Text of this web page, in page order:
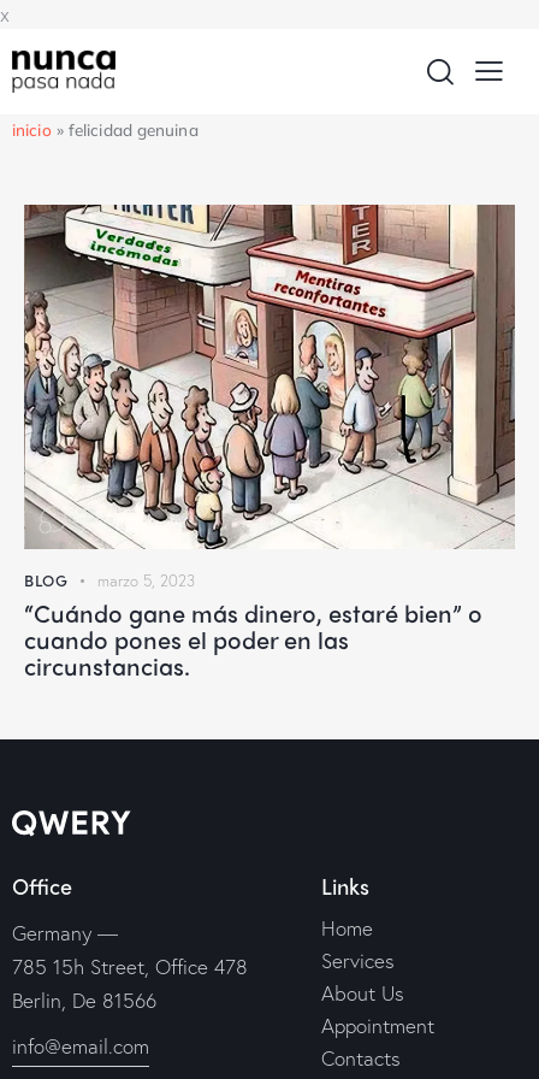
x
inicio» felicidad genuina
BLOG marzo 5, 2023
“Cuándo gane más dinero, estaré bien” o
cuando pones el poder en las
circunstancias.
Office
Germany —
785 15h Street, Office 478
Berlin, De 81566
info@email.com
Links
Home
Services
About Us
Appointment
Contacts